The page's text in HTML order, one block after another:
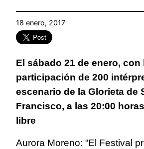
18 enero, 2017
El sábado 21 de enero, con
participación de 200
escenario de la Glorieta de
Francisco, a las 20:00
libre
Aurora Moreno: “El Festival